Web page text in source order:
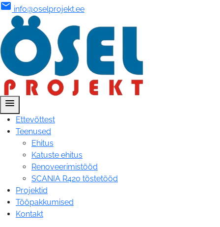
mail info@oselprojekt.ee
menu
Ettevõttest
Teenused
Ehitus
Katuste ehitus
Renoveerimistööd
SCANIA R420 tõstetööd
Projektid
Tööpakkumised
Kontakt